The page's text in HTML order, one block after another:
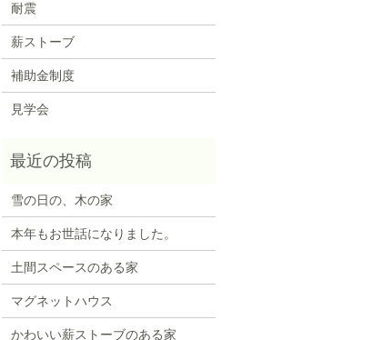
耐震
薪ストーブ
補助金制度
見学会
雪の日の、木の家
本年もお世話になりました。
土間スペースのある家
マグネットハウス
かわいい薪ストーブのある家